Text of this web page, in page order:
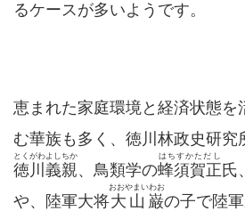
るケースが多いようです。
恵まれた家庭環境と経済状態を
む華族も多く、徳川林政史研究
徳川義親
とくがわよしちか
、鳥類学の蜂須賀正
はちすかただし
氏
や、陸軍大将大山巌
おおやまいわお
の子で陸